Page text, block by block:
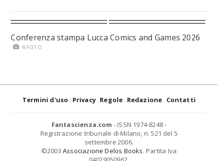
Conferenza stampa Lucca Comics and Games 2026
4 FOTO
Termini d'uso Privacy Regole Redazione Contatti
Fantascienza.com - ISSN 1974-8248 -
Registrazione tribunale di Milano, n. 521 del 5
settembre 2006.
©2003 Associazione Delos Books. Partita Iva